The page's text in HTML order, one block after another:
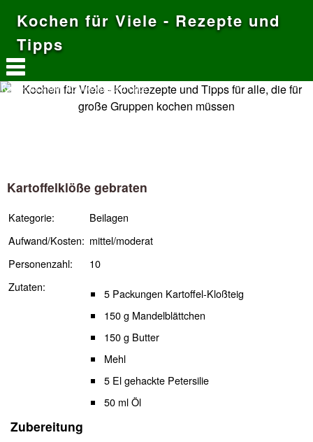
Kochen für Viele - Rezepte und
Tipps
Kochen für Viele - Kochrezepte und Tipps
Kartoffelklöße gebraten
Kategorie:
Beilagen
Aufwand/Kosten: mittel/moderat
Personenzahl:
10
Zutaten:
5 Packungen Kartoffel-Kloßteig
150 g Mandelblättchen
150 g Butter
Mehl
5 El gehackte Petersilie
50 ml Öl
Zubereitung